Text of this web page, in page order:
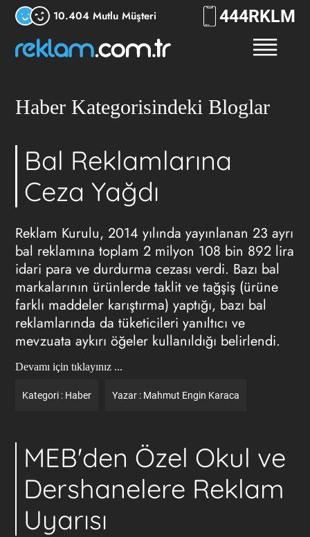
10.404 Mutlu Müşteri 444RKLM
Haber Kategorisindeki Bloglar
Bal Reklamlarına
Ceza Yağdı
Reklam Kurulu, 2014 yılında yayınlanan 23 ayrı
bal reklamına toplam 2 milyon 108 bin 892 lira
idari para ve durdurma cezası verdi. Bazı bal
markalarının ürünlerde taklit ve tağşiş (ürüne
farklı maddeler karıştırma) yaptığı, bazı bal
reklamlarında da tüketicileri yanıltıcı ve
mevzuata aykırı öğeler kullanıldığı belirlendi.
Devamı için tıklayınız ...
Kategori : Haber Yazar : Mahmut Engin Karaca
MEB'den Özel Okul ve
Dershanelere Reklam
Uyarısı